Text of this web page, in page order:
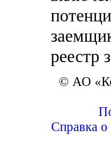
реестр
© АО
Справка о